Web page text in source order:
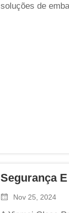
soluções de
Segurança
Nov 25, 2024